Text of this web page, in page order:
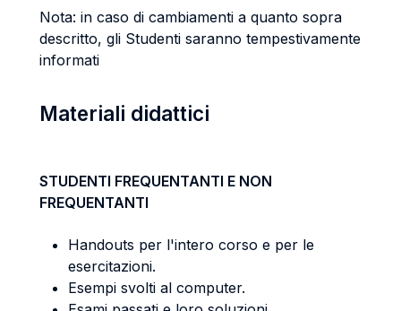
Nota: in caso di cambiamenti a quanto sopra
descritto, gli Studenti saranno tempestivamente
informati
Materiali didattici
STUDENTI FREQUENTANTI E NON
FREQUENTANTI
Handouts per l'intero corso e per le
esercitazioni.
Esempi svolti al computer.